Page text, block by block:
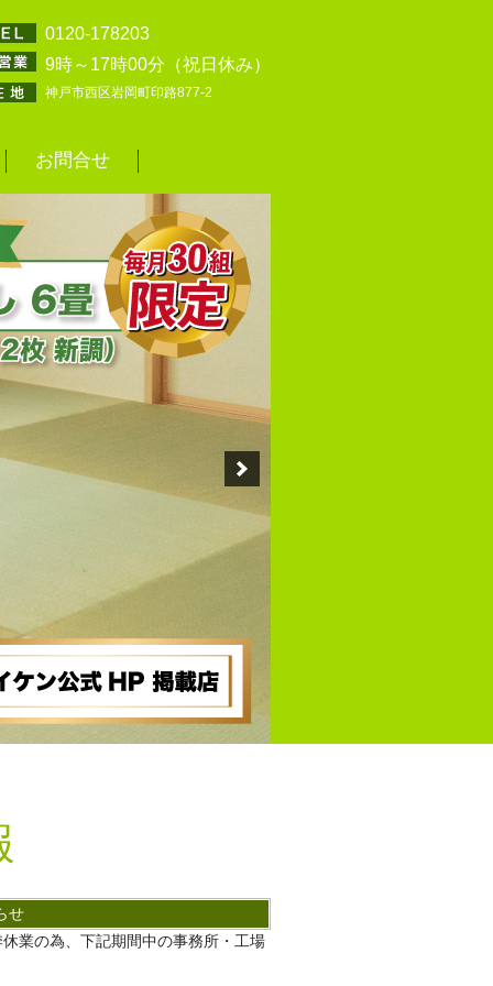
0120-178203
9時～17時00分（祝日休み）
神戸市西区岩岡町印路877-2
お問合せ
せ
業の為、下記期間中の事務所・工場